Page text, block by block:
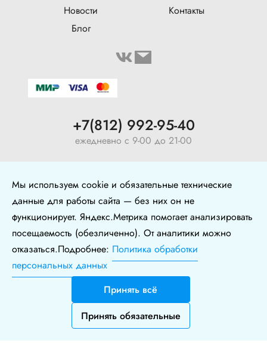
Новости
Контакты
Блог
+7(812) 992-95-40
ежедневно с 9-00 до 21-00
+7 (904) 640-10-77
Политика в отношении обработки персональных
данных
Политика конфиденциальности
Безопасность при оплате картой
⚙️ Настройки куки
Дизайн и разработка Nice’N’Easy
Мы используем cookie и обязательные технические
данные для работы сайта — без них он не
функционирует. Яндекс.Метрика помогает анализировать
посещаемость (обезличенно). От аналитики можно
отказаться.Подробнее: Политика обработки
персональных данных
Принять всё
Принять обязательные